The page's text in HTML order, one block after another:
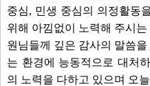
중심, 민생 중심의 의정활동
위해 아낌없이 노력해 주시
원님들께 깊은 감사의 말씀
는 환경에 능동적으로 대처
의 노력을 다하고 있으며 오